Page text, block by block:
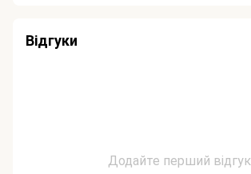
Відгуки
Додайте перший відгук